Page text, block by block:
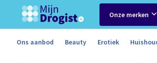
Onze merken
Ons aanbod Beauty Erotiek